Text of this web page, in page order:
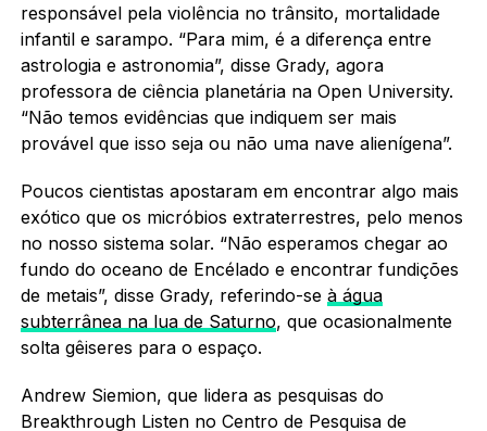
responsável pela violência no trânsito, mortalidade
infantil e sarampo. “Para mim, é a diferença entre
astrologia e astronomia”, disse Grady, agora
professora de ciência planetária na Open University.
“Não temos evidências que indiquem ser mais
provável que isso seja ou não uma nave alienígena”.
Poucos cientistas apostaram em encontrar algo mais
exótico que os micróbios extraterrestres, pelo menos
no nosso sistema solar. “Não esperamos chegar ao
fundo do oceano de Encélado e encontrar fundições
de metais”, disse Grady, referindo-se à água
subterrânea na lua de Saturno, que ocasionalmente
solta gêiseres para o espaço.
Andrew Siemion, que lidera as pesquisas do
Breakthrough Listen no Centro de Pesquisa de